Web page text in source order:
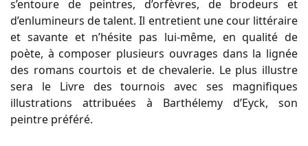
s’entoure de peintres, d’orfèvres, de brodeurs et
d’enlumineurs de talent. Il entretient une cour littéraire
et savante et n’hésite pas lui-même, en qualité de
poète, à composer plusieurs ouvrages dans la lignée
des romans courtois et de chevalerie. Le plus illustre
sera le Livre des tournois avec ses magnifiques
illustrations attribuées à Barthélemy d’Eyck, son
peintre préféré.